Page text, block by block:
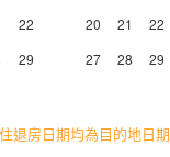
22
29
20
21 22
27
28 29
退房日期均為目的地日期